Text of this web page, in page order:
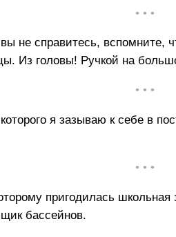
• • •
не справитесь, вспомните,
Из головы! Ручкой на
• • •
я зазываю к себе в
• • •
пригодилась
бассейнов.